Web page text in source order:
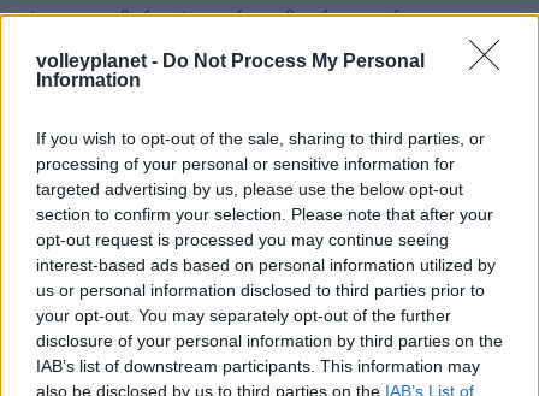
volleyplanet - Do Not Process My Personal
Information
If you wish to opt-out of the sale, sharing to third parties, or
processing of your personal or sensitive information for
targeted advertising by us, please use the below opt-out
section to confirm your selection. Please note that after your
opt-out request is processed you may continue seeing
interest-based ads based on personal information utilized by
us or personal information disclosed to third parties prior to
your opt-out. You may separately opt-out of the further
disclosure of your personal information by third parties on the
IAB’s list of downstream participants. This information may
also be disclosed by us to third parties on the IAB’s List of
συγκεντρωθούμε σε αυτό που θα γίνει εντός
αγωνιστικού χώρου. Ήρθαμε για να παίξουμε βόλεϊ και
τίποτα άλλο. Ξέρουμε πολύ καλά ότι η ατμόσφαιρα θα
Σε κάθε περίπτωση εμείς ως ομάδα είμαστε εδώ για να
αγωνιστούμε» .
TAGS
#ΜΟΥΝΙΟΘ
#ΟΛΥΜΠΙΑΚΟΣ
#ΟΡΝΤΟΥΝΑ
#ΡΑΒΕΝΑ
#ΣΟΛΙ #ΧΡΙΣΤΟΦΙΔΕΛΗΣ